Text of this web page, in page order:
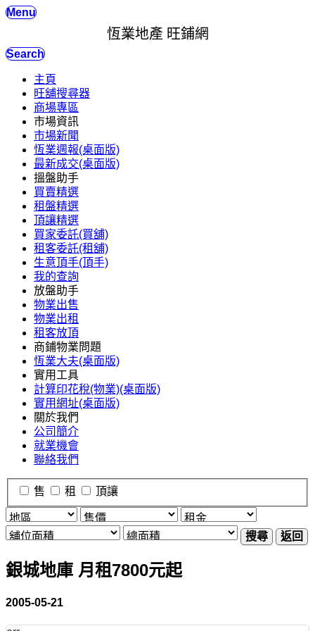
Menu
恆業地產 旺鋪網
Search
主頁
旺舖搜尋器
商場專區
市場資訊
市場新聞
恆業週報(桌面版)
最新成交(桌面版)
搵盤助手
買賣精選
租盤精選
頂讓精選
買家委託(買舖)
租客委託(租舖)
生意頂手(頂手)
我的查詢
放盤助手
物業出售
物業出租
租客放頂
商鋪物業問題
恆業大夫(桌面版)
實用工具
計算印花稅(物業)(桌面版)
實用網址(桌面版)
關於我們
公司簡介
就業機會
聯絡我們
售 租 頂讓
搜尋 返回
銀城地庫 月租7800元起
2005-05-21